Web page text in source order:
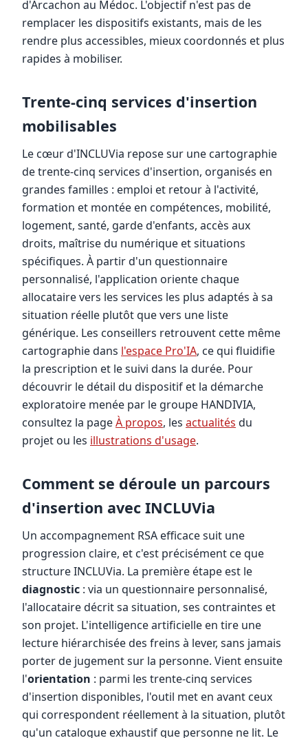
d'Arcachon au Médoc. L'objectif n'est pas de
remplacer les dispositifs existants, mais de les
rendre plus accessibles, mieux coordonnés et plus
rapides à mobiliser.
Trente-cinq services d'insertion
mobilisables
Le cœur d'INCLUVia repose sur une cartographie
de trente-cinq services d'insertion, organisés en
grandes familles : emploi et retour à l'activité,
formation et montée en compétences, mobilité,
logement, santé, garde d'enfants, accès aux
droits, maîtrise du numérique et situations
spécifiques. À partir d'un questionnaire
personnalisé, l'application oriente chaque
allocataire vers les services les plus adaptés à sa
situation réelle plutôt que vers une liste
générique. Les conseillers retrouvent cette même
cartographie dans l'espace Pro'IA, ce qui fluidifie
la prescription et le suivi dans la durée. Pour
découvrir le détail du dispositif et la démarche
exploratoire menée par le groupe HANDIVIA,
consultez la pageÀ propos, les actualités du
projet ou les illustrations d'usage.
Comment se déroule un parcours
d'insertion avec INCLUVia
Un accompagnement RSA efficace suit une
progression claire, et c'est précisément ce que
structure INCLUVia. La première étape est le
diagnostic : via un questionnaire personnalisé,
l'allocataire décrit sa situation, ses contraintes et
son projet. L'intelligence artificielle en tire une
lecture hiérarchisée des freins à lever, sans jamais
porter de jugement sur la personne. Vient ensuite
l'orientation : parmi les trente-cinq services
d'insertion disponibles, l'outil met en avant ceux
qui correspondent réellement à la situation, plutôt
qu'un catalogue exhaustif que personne ne lit. Le